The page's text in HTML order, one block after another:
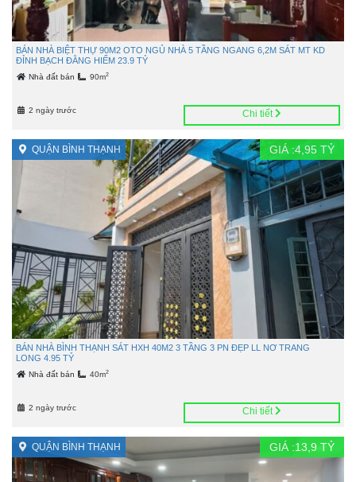
BÁN NHÀ BIỆT THỰ 90M2 OTO NGỦ NHÀ 5 TẦNG NGANG 6,2M SÁT MT KD
ĐỈNH BẠCH ĐẰNG HIẾM 23.9 TỶ
Nhà đất bán 90m2
2 ngày trước Chi tiết
QUẬN BÌNH THẠNH GIÁ :4,95 TỶ
BÁN NHÀ BÌNH THẠNH SÁT HXH 40M2 3 TẦNG 3 PN ĐẸP LL NƠ TRANG
LONG 4.95 TỶ
Nhà đất bán 40m2
2 ngày trước Chi tiết
QUẬN BÌNH THẠNH GIÁ :13,9 TỶ